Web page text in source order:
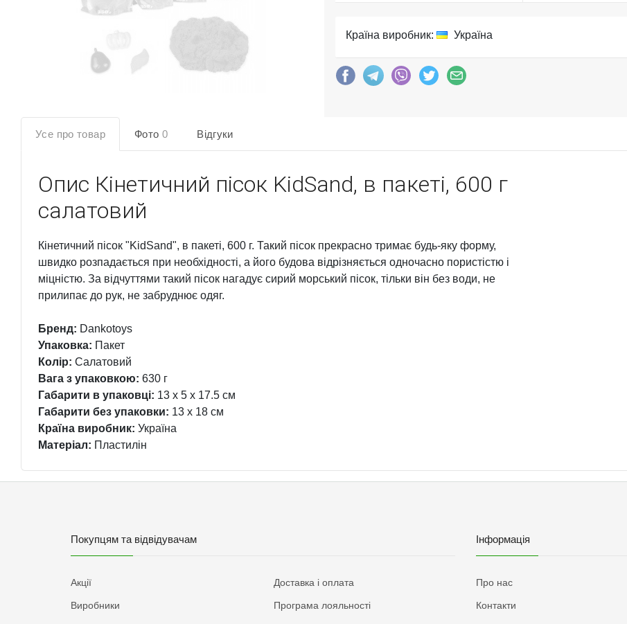
Країна виробник: Україна
Усе про товар Фото 0 Відгуки
Опис Кінетичний пісок KidSand, в пакеті, 600 г
салатовий
Кінетичний пісок "KidSand", в пакеті, 600 г. Такий пісок прекрасно тримає будь-яку форму,
швидко розпадається при необхідності, а його будова відрізняється одночасно пористістю і
міцністю. За відчуттями такий пісок нагадує сирий морський пісок, тільки він без води, не
прилипає до рук, не забруднює одяг.
Бренд: Dankotoys
Упаковка: Пакет
Колір: Салатовий
Вага з упаковкою: 630 г
Габарити в упаковці: 13 x 5 x 17.5 см
Габарити без упаковки: 13 x 18 см
Країна виробник: Україна
Матеріал: Пластилін
Покупцям та відвідувачам
Акції
Виробники
Доставка і оплата
Програма лояльності
Інформація
Про нас
Контакти